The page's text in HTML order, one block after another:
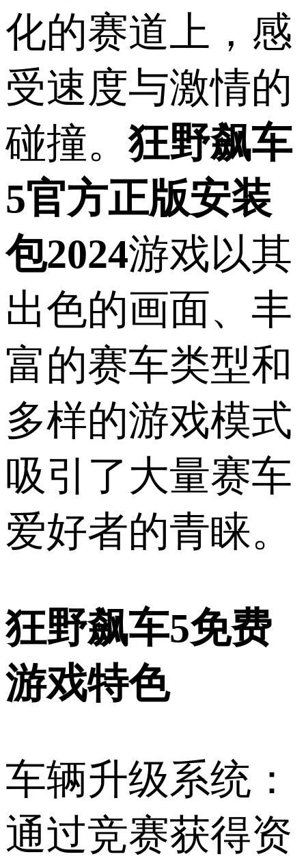
化的赛道上，感
受速度与激情的
碰撞。狂野飙车
5官方正版安装
包2024游戏以其
出色的画面、丰
富的赛车类型和
多样的游戏模式
吸引了大量赛车
爱好者的青睐。
狂野飙车5免费
游戏特色
车辆升级系统：
通过竞赛获得资